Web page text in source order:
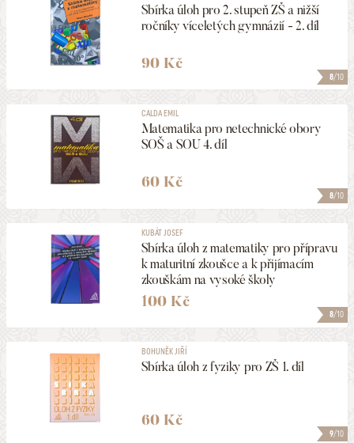
8/10
Sbírka úloh pro 2. stupeň ZŠ a nižší
ročníky víceletých gymnázií - 2. díl
90 Kč
8/10
CALDA EMIL
Matematika pro netechnické obory
SOŠ a SOU 4. díl
60 Kč
8/10
KUBÁT JOSEF
Sbírka úloh z matematiky pro přípravu
k maturitní zkoušce a k přijímacím
zkouškám na vysoké školy
100 Kč
9/10
BOHUNĚK JIŘÍ
Sbírka úloh z fyziky pro ZŠ 1. díl
60 Kč